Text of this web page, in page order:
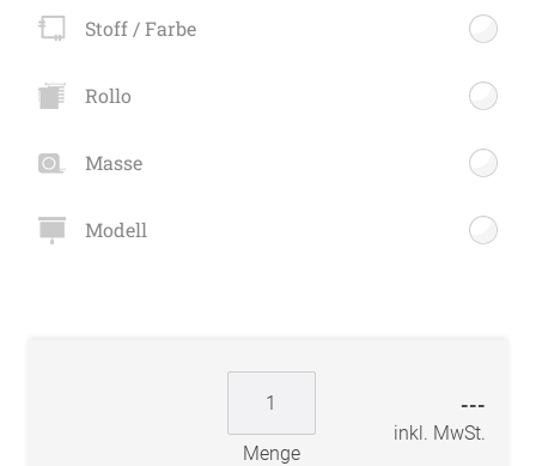
Stoff / Farbe
Rollo
Masse
Modell
Menge
---
inkl. MwSt.